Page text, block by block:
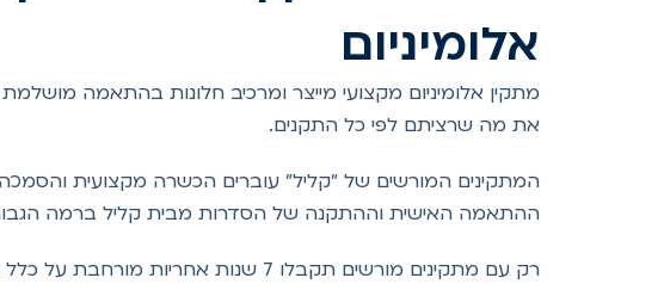
אלומיניום
מתקין אלומיניום מקצועי מייצר ומרכיב חלונות בהתאמה
את מה שרציתם לפי כל התקנים.
המתקינים המורשים של "קליל" עוברים הכשרה מקצועית
ההתאמה האישית וההתקנה של הסדרות מבית קליל ברמה
רק עם מתקינים מורשים תקבלו 7